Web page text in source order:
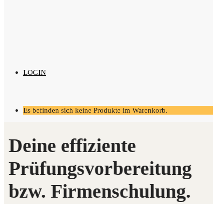
LOGIN
Es befinden sich keine Produkte im Warenkorb.